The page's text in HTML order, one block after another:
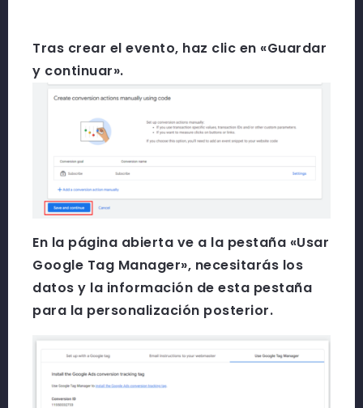
Tras crear el evento, haz clic en «Guardar
y continuar».
En la página abierta ve a la pestaña «Usar
Google Tag Manager», necesitarás los
datos y la información de esta pestaña
para la personalización posterior.